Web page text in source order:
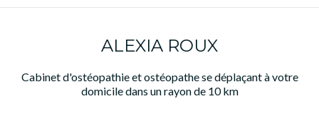
ALEXIA ROUX
Cabinet d'ostéopathie et ostéopathe se déplaçant à votre
domicile dans un rayon de 10 km